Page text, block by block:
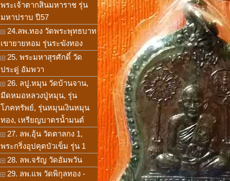
พระเจ้าตากสินมหาราช รุ่น
มหาปราบ ปี57
24.ลพ.ทอง วัดพระพุทธบาท
เขายายหอม รุ่นระฆังทอง
25. พระมหาสุรศักดิ์ วัด
ประดู่ อัมพวา
26. ลปู.หมุน วัดบ้านจาน,
มีดหมอหลวงปู่หมุน, รุ่น
โภคทรัพย์, รุ่นหมุนเงินหมุน
ทอง, เหรียญบาตรน้ำมนต์
27. ลพ.อุ้น วัดตาลกง 1,
พระกริ่งอุปคุตบัวเข็ม รุ่น 1
28. ลพ.จรัญ วัดอัมพวัน
29. ลพ.แพ วัดพิกุลทอง -